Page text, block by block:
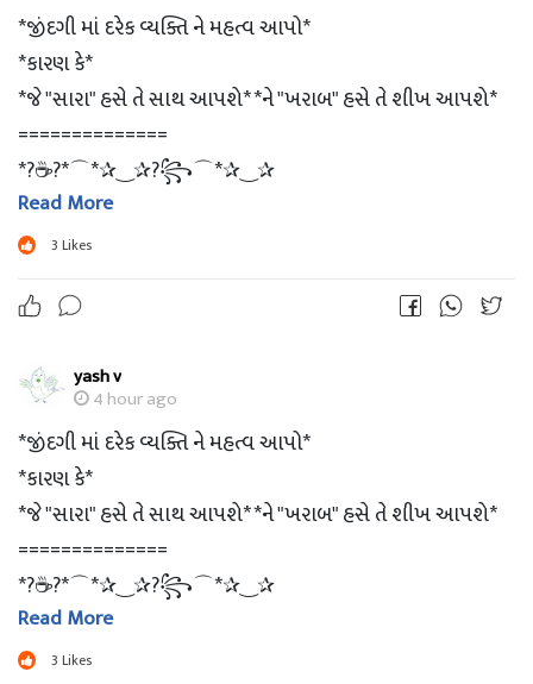
*જીંદગી માં દરેક વ્યક્તિ ને મહત્વ આપો*
*કારણ કે*
*જે "સારા" હસે તે સાથ આપશે* *ને "ખરાબ" હસે તે શીખ આપશે*
==============
*?☕?*⌒*✰‿✰?꧂⌒*✰‿✰
_? *?‌?‌?‌?‌ ?‌?‌?‌?‌?‌?‌?‌* ?_
*_?Have A ❣Nice Day_*?
Read More
3 Likes
yash v
4 hour ago
*જીંદગી માં દરેક વ્યક્તિ ને મહત્વ આપો*
*કારણ કે*
*જે "સારા" હસે તે સાથ આપશે* *ને "ખરાબ" હસે તે શીખ આપશે*
==============
*?☕?*⌒*✰‿✰?꧂⌒*✰‿✰
_? *?‌?‌?‌?‌ ?‌?‌?‌?‌?‌?‌?‌* ?_
*_?Have A ❣Nice Day_*?
Read More
3 Likes